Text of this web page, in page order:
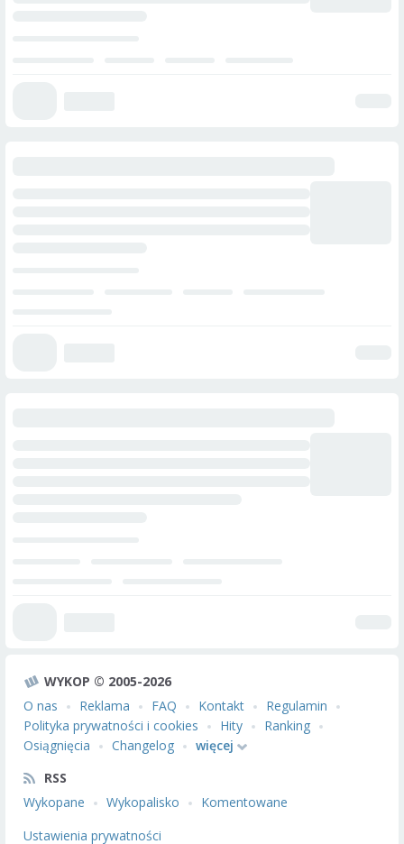
WYKOP © 2005-2026
O nas
Reklama FAQ Kontakt
Regulamin
Polityka prywatności i cookies
Hity
Ranking
Osiągnięcia
Changelog
więcej
RSS
Wykopane
Wykopalisko
Komentowane
Ustawienia prywatności